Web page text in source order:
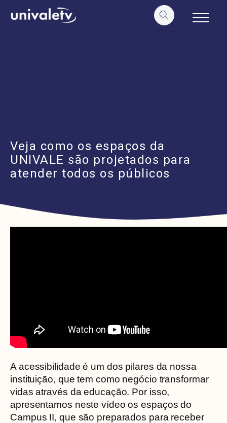
conteúdo
Veja como os espaços da
UNIVALE são projetados para
atender todos os públicos
A acessibilidade é um dos pilares da nossa
instituição, que tem como negócio transformar
vidas através da educação. Por isso,
apresentamos neste vídeo os espaços do
Campus II, que são preparados para receber